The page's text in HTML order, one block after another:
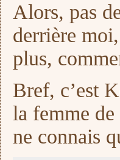
Alors, pas
derrière
plus,
Bref, c’est
la femme
ne connais